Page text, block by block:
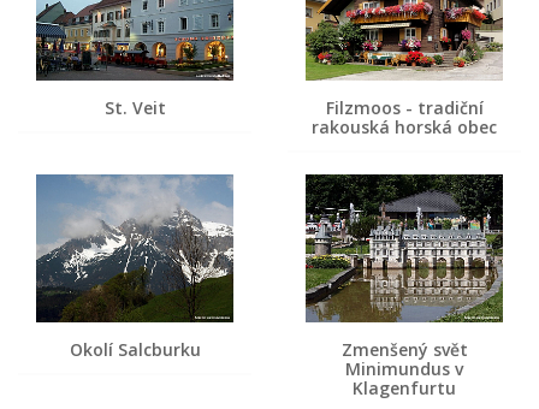
St. Veit
Filzmoos - tradiční
rakouská horská obec
Okolí Salcburku
Zmenšený svět
Minimundus v
Klagenfurtu